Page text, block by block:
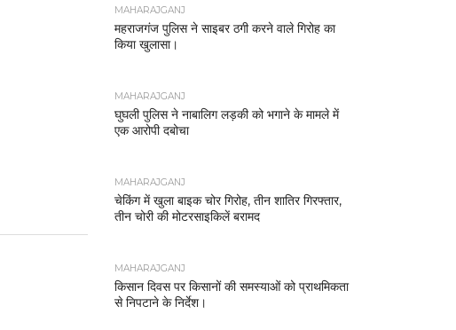
MAHARAJGANJ
महराजगंज पुलिस ने साइबर ठगी करने वाले गिरोह का
किया खुलासा।
MAHARAJGANJ
घुघली पुलिस ने नाबालिग लड़की को भगाने के मामले में
एक आरोपी दबोचा
MAHARAJGANJ
चेकिंग में खुला बाइक चोर गिरोह, तीन शातिर गिरफ्तार,
तीन चोरी की मोटरसाइकिलें बरामद
MAHARAJGANJ
किसान दिवस पर किसानों की समस्याओं को प्राथमिकता
से निपटाने के निर्देश।